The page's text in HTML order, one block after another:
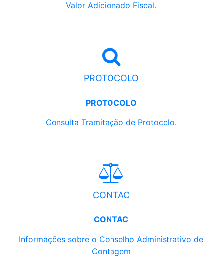
Valor Adicionado Fiscal.
PROTOCOLO
PROTOCOLO
Consulta Tramitação de Protocolo.
CONTAC
CONTAC
Informações sobre o Conselho Administrativo de
Contagem